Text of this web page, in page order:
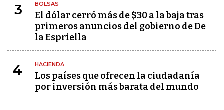
3 BOLSAS
El dólar cerró más de $30 a la baja tras
primeros anuncios del gobierno de De
la Espriella
4 HACIENDA
Los países que ofrecen la ciudadanía
por inversión más barata del mundo